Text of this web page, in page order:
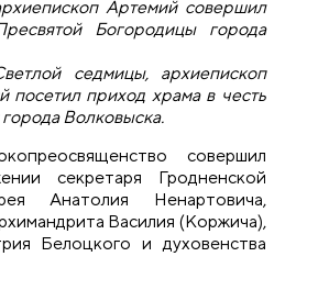
седмицы, архиепископ
посетил приход храма в честь
Волковыска.
совершил
секретаря Гродненской
Анатолия Ненартовича,
Василия (Коржича),
Белоцкого и духовенства